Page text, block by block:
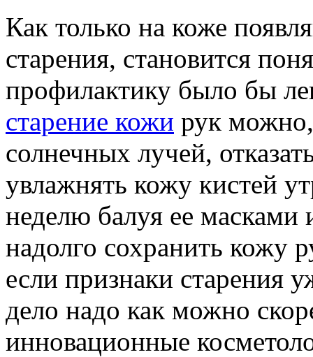
Как только на коже
старения, становится
профилактику было бы
старение кожи рук можно,
солнечных лучей,
увлажнять кожу кистей
неделю балуя ее
надолго сохранить кожу
если признаки старения
дело надо как можно
инновационные